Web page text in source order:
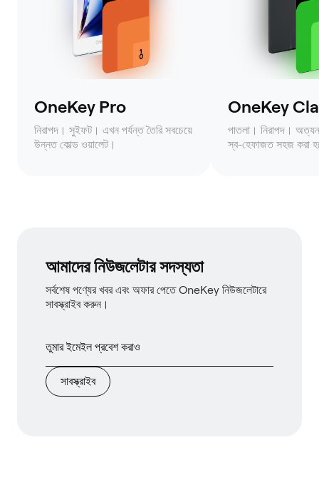
OneKey Pro
নিরাপদ। সুইফট। এখন পর্যন্ত তৈরি সবচেয়ে
উন্নত কোল্ড ওয়ালেট।
OneKey
পাতলা। নিরাপদ।
স্ব-হেফাজত সহজ করা
আমাদের নিউজলেটার সদস্যতা
সর্বশেষ পণ্যের খবর এবং অফার পেতে OneKey নিউজলেটারে
সাবস্ক্রাইব করুন।
সাবস্ক্রাইব